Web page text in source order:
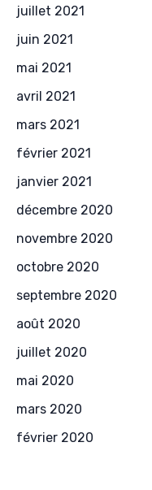
juillet 2021
juin 2021
mai 2021
avril 2021
mars 2021
février 2021
janvier 2021
décembre 2020
novembre 2020
octobre 2020
septembre 2020
août 2020
juillet 2020
mai 2020
mars 2020
février 2020